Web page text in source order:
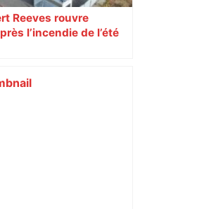
Reeves rouvre
l’incendie de l’été